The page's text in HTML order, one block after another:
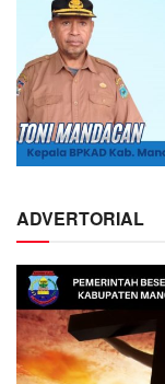
ADVERTORIAL